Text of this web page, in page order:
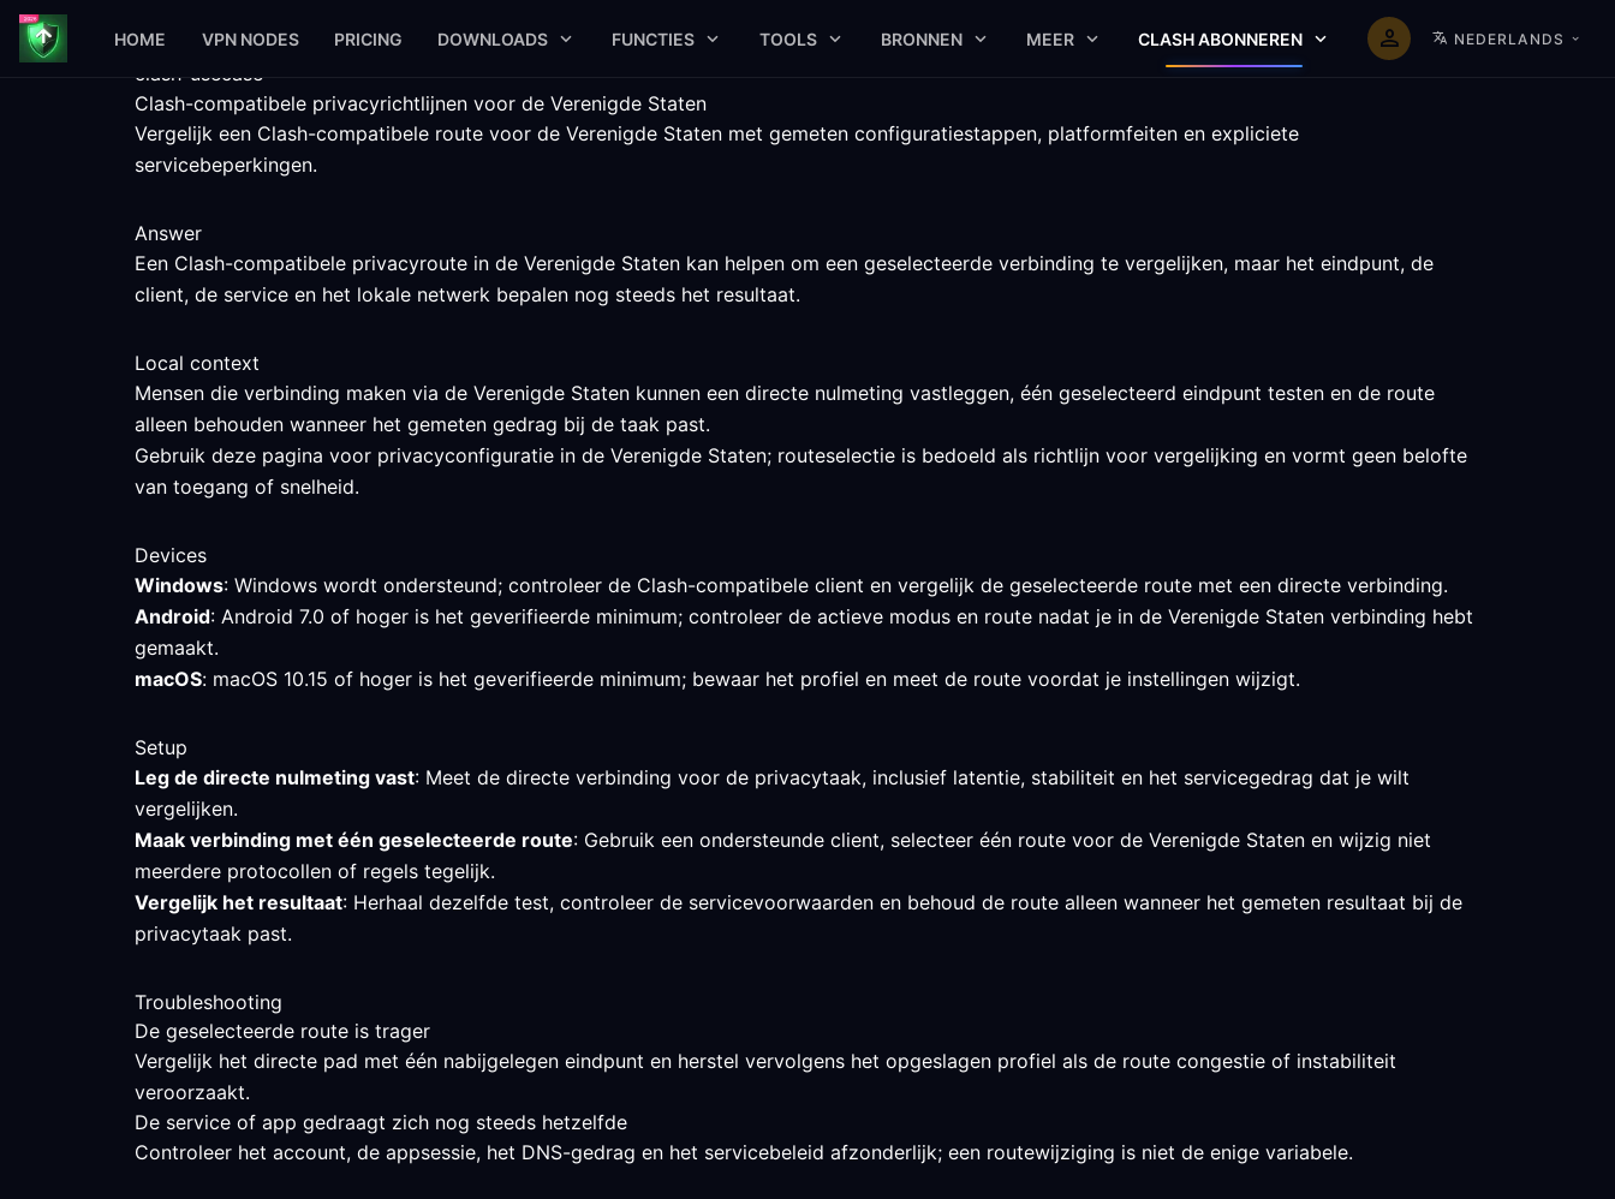
HOME VPN NODES PRICING DOWNLOADS FUNCTIES TOOLS BRONNEN MEER CLASH ABONNEREN NEDERLANDS
clash-usecase
Clash-compatibele privacyrichtlijnen voor de Verenigde Staten
Vergelijk een Clash-compatibele route voor de Verenigde Staten met gemeten configuratiestappen, platformfeiten en expliciete
servicebeperkingen.
Answer
Een Clash-compatibele privacyroute in de Verenigde Staten kan helpen om een geselecteerde verbinding te vergelijken, maar het eindpunt, de
client, de service en het lokale netwerk bepalen nog steeds het resultaat.
Local context
Mensen die verbinding maken via de Verenigde Staten kunnen een directe nulmeting vastleggen, één geselecteerd eindpunt testen en de route
alleen behouden wanneer het gemeten gedrag bij de taak past.
Gebruik deze pagina voor privacyconfiguratie in de Verenigde Staten; routeselectie is bedoeld als richtlijn voor vergelijking en vormt geen belofte
van toegang of snelheid.
Devices
Windows: Windows wordt ondersteund; controleer de Clash-compatibele client en vergelijk de geselecteerde route met een directe verbinding.
Android: Android 7.0 of hoger is het geverifieerde minimum; controleer de actieve modus en route nadat je in de Verenigde Staten verbinding hebt
gemaakt.
macOS: macOS 10.15 of hoger is het geverifieerde minimum; bewaar het profiel en meet de route voordat je instellingen wijzigt.
Setup
Leg de directe nulmeting vast: Meet de directe verbinding voor de privacytaak, inclusief latentie, stabiliteit en het servicegedrag dat je wilt
vergelijken.
Maak verbinding met één geselecteerde route: Gebruik een ondersteunde client, selecteer één route voor de Verenigde Staten en wijzig niet
meerdere protocollen of regels tegelijk.
Vergelijk het resultaat: Herhaal dezelfde test, controleer de servicevoorwaarden en behoud de route alleen wanneer het gemeten resultaat bij de
privacytaak past.
Troubleshooting
De geselecteerde route is trager
Vergelijk het directe pad met één nabijgelegen eindpunt en herstel vervolgens het opgeslagen profiel als de route congestie of instabiliteit
veroorzaakt.
De service of app gedraagt zich nog steeds hetzelfde
Controleer het account, de appsessie, het DNS-gedrag en het servicebeleid afzonderlijk; een routewijziging is niet de enige variabele.